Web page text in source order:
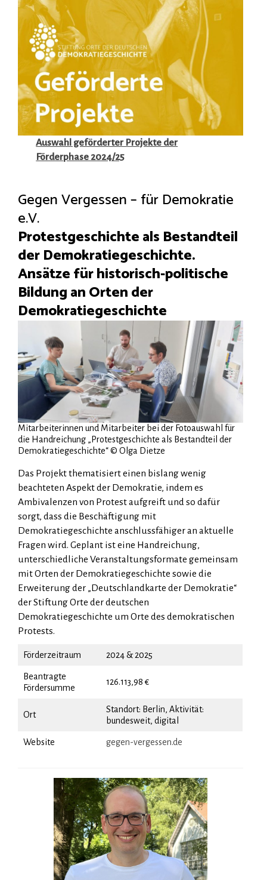
Auswahl geförderter Projekte der
Förderphase 2024/25
Gegen Vergessen – für Demokratie
e.V.
Protestgeschichte als Bestandteil
der Demokratiegeschichte.
Ansätze für historisch-politische
Bildung an Orten der
Demokratiegeschichte
Mitarbeiterinnen und Mitarbeiter bei der Fotoauswahl für
die Handreichung „Protestgeschichte als Bestandteil der
Demokratiegeschichte“ © Olga Dietze
Das Projekt thematisiert einen bislang wenig
beachteten Aspekt der Demokratie, indem es
Ambivalenzen von Protest aufgreift und so dafür
sorgt, dass die Beschäftigung mit
Demokratiegeschichte anschlussfähiger an aktuelle
Fragen wird. Geplant ist eine Handreichung,
unterschiedliche Veranstaltungsformate gemeinsam
mit Orten der Demokratiegeschichte sowie die
Erweiterung der „Deutschlandkarte der Demokratie“
der Stiftung Orte der deutschen
Demokratiegeschichte um Orte des demokratischen
Protests.
Förderzeitraum 2024 & 2025
Beantragte
Fördersumme
126.113,98 €
Ort
Standort: Berlin, Aktivität:
bundesweit, digital
Website gegen-vergessen.de